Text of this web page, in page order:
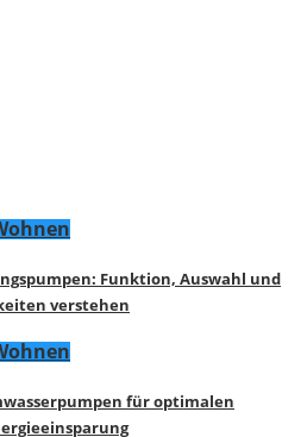
Funktion, Auswahl und
verstehen
für optimalen